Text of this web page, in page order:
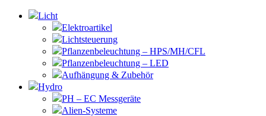
Licht
Elektroartikel
Lichtsteuerung
Pflanzenbeleuchtung – HPS/MH/CFL
Pflanzenbeleuchtung – LED
Aufhängung & Zubehör
Hydro
PH – EC Messgeräte
Alien-Systeme